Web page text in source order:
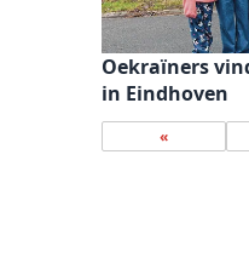
Oekraïners
in Eindhoven
«